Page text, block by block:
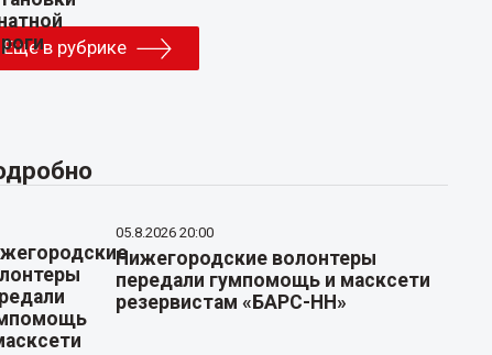
Еще в рубрике
05.8.2026 20:00
Нижегородские волонтеры
передали гумпомощь и масксети
резервистам «БАРС-НН»